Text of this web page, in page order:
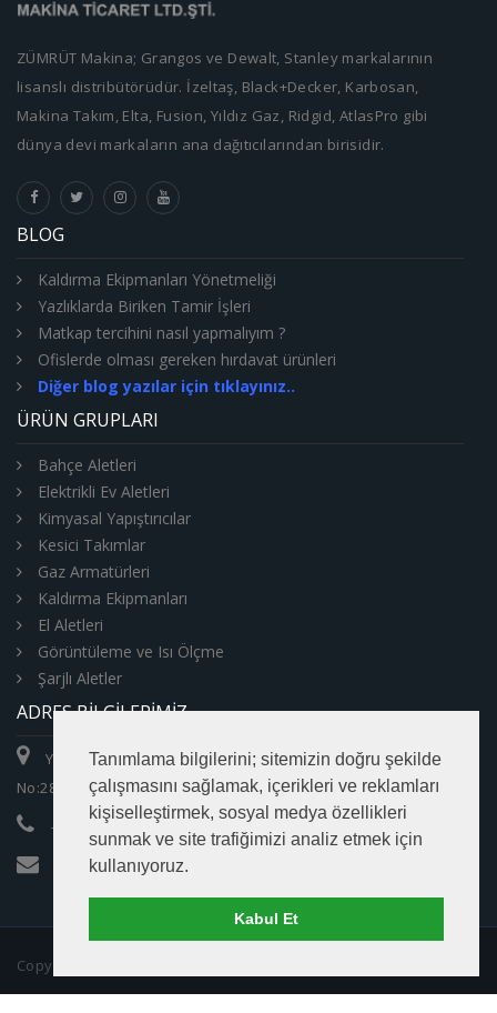
Tanımlama bilgilerini; sitemizin doğru şekilde
çalışmasını sağlamak, içerikleri ve reklamları
kişiselleştirmek, sosyal medya özellikleri
sunmak ve site trafiğimizi analiz etmek için
kullanıyoruz.
Kabul Et
ZÜMRÜT Makina; Grangos ve Dewalt, Stanley markalarının
lisanslı distribütörüdür. İzeltaş, Black+Decker, Karbosan,
Makina Takım, Elta, Fusion, Yıldız Gaz, Ridgid, AtlasPro gibi
dünya devi markaların ana dağıtıcılarından birisidir.
BLOG
Kaldırma Ekipmanları Yönetmeliği
Yazlıklarda Biriken Tamir İşleri
Matkap tercihini nasıl yapmalıyım ?
Ofislerde olması gereken hırdavat ürünleri
Diğer blog yazılar için tıklayınız..
ÜRÜN GRUPLARI
Bahçe Aletleri
Elektrikli Ev Aletleri
Kimyasal Yapıştırıcılar
Kesici Takımlar
Gaz Armatürleri
Kaldırma Ekipmanları
El Aletleri
Görüntüleme ve Isı Ölçme
Şarjlı Aletler
ADRES BILGILERIMIZ
Y.Dudullu Mah. Tavukçuyolu Cad.
No:289/A 34775 Ümraniye / İSTANBUL
+90 216 540 81 04 pbx
info@zumrutltd.com
Copyright © 2016 Zümrüt Makina Ticaret Ltd. Şti.